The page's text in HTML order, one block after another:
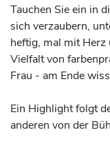
Tauchen Sie ein in
sich verzaubern,
heftig, mal mit Herz
Vielfalt von
Frau - am Ende
Ein Highlight folgt
anderen von der